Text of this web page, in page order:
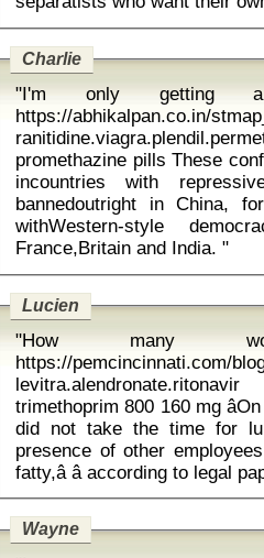
Charlie
"I'm only getting an
https://abhikalpan.co.in/
promethazine pills These conflicts, paradoxically, arise not so much
incountries with
bannedoutright in China,
withWestern-style
France,Britain and India. "
Lucien
"How many
https://pemcincinnati.com/
trimethoprim 800 160 mg âOn one occasion when a fellow employee
did not take the time for
presence of other
Wayne